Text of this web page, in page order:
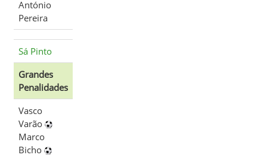
António
Pereira
Sá Pinto
Grandes
Penalidades
Vasco
Varão
Marco
Bicho